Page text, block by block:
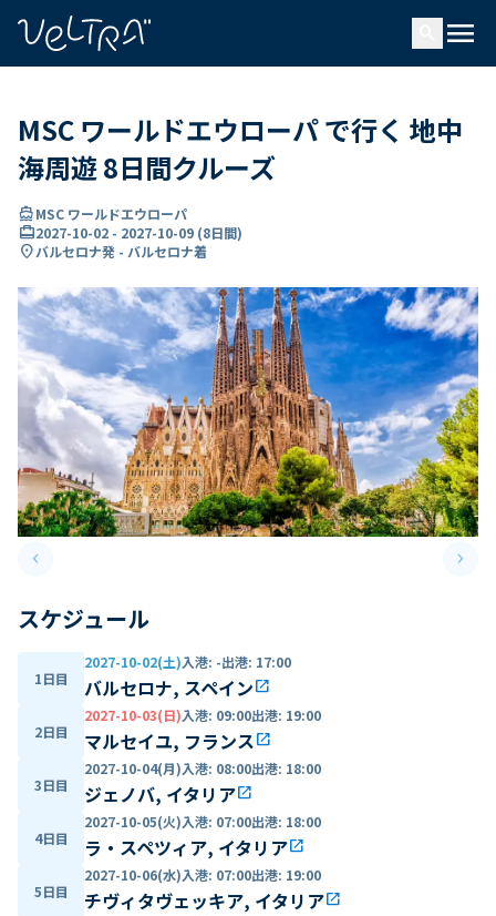
menu
MSC ワールドエウローパ で行く 地中
海周遊 8日間クルーズ
directions_boatMSC ワールドエウローパ
card_travel2027-10-02 - 2027-10-09 (8日間)
location_onバルセロナ発 - バルセロナ着
keyboard_arrow_leftPrevious slide keyboard_arrow_right
スケジュール
1日目
2027-10-02(土)入港: -出港: 17:00
バルセロナ, スペインopen_in_new
2日目
2027-10-03(日)入港: 09:00出港: 19:00
マルセイユ, フランスopen_in_new
3日目
2027-10-04(月)入港: 08:00出港: 18:00
ジェノバ, イタリアopen_in_new
4日目
2027-10-05(火)入港: 07:00出港: 18:00
ラ・スペツィア, イタリアopen_in_new
5日目
2027-10-06(水)入港: 07:00出港: 19:00
チヴィタヴェッキア, イタリアopen_in_new